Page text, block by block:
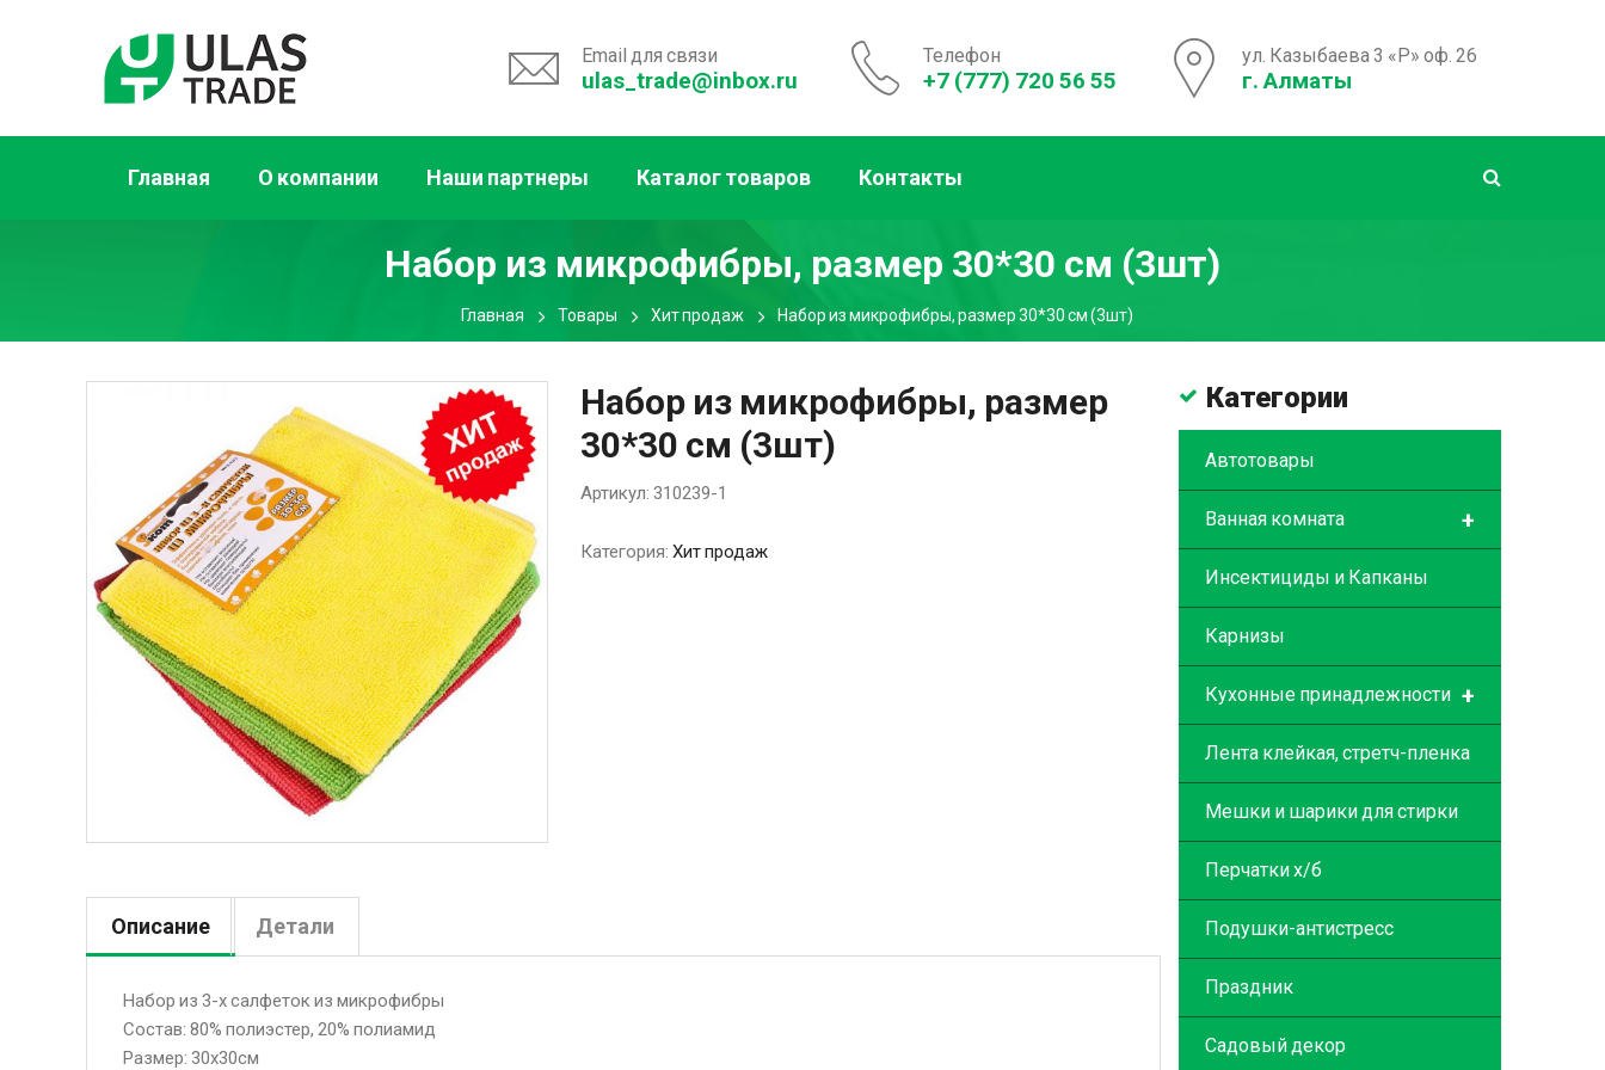
Email для связи
ulas_trade@inbox.ru
Телефон
+7 (777) 720 56 55
ул. Казыбаева 3 «Р» оф. 26
г. Алматы
Главная О компании Наши партнеры Каталог товаров Контакты
Набор из микрофибры, размер 30*30 см (3шт)
Главная Товары Хит продаж Набор из микрофибры, размер 30*30 см (3шт)
Набор из микрофибры, размер
30*30 см (3шт)
Артикул: 310239-1
Категория: Хит продаж
Описание Детали
Набор из 3-х салфеток из микрофибры
Состав: 80% полиэстер, 20% полиамид
Размер: 30х30см
Категории
Автотовары
+
Ванная комната
Инсектициды и Капканы
Карнизы
+
Кухонные принадлежности
Лента клейкая, стретч-пленка
Мешки и шарики для стирки
Перчатки х/б
Подушки-антистресс
Праздник
Садовый декор